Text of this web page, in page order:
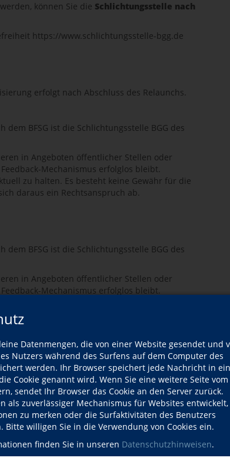
Datenmengen, die von einer Website gesendet und
Nutzers während des Surfens auf dem Computer des
werden. Ihr Browser speichert jede Nachricht in
Cookie genannt wird. Wenn Sie eine weitere Seite vom
sendet Ihr Browser das Cookie an den Server zurück.
als zuverlässiger Mechanismus für Websites
zu merken oder die Surfaktivitäten des Benutzers
Bitte willigen Sie in die Verwendung von Cookies ein.
finden Sie in unseren Datenschutzhinweisen.
können Sie die Schlichtungsstelle nach
https://www.schlichtungsstelle-bgg.de
erfolgt nach Abschluss des Relaunchs.
BFSG ist die Schlichtungsstelle BGG des
in Angeboten öffentlicher Stellen oder
Mechanismus erfolglos bleibt.
zu halten. Es besteht keine Gewähr für die
daraus ein Rechtsanspruch ab.
BFSG ist die Schlichtungsstelle BGG des
in Angeboten öffentlicher Stellen oder
Mechanismus erfolglos bleibt.
zu halten. Es besteht keine Gewähr für die
daraus ein Rechtsanspruch ab.
bgg.de https://
https://barrierefreiheit-bw.de